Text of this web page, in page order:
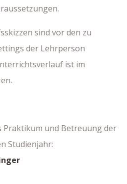
sind vor den zu
der Lehrperson
ist im
Praktikum und Betreuung der
Studienjahr: